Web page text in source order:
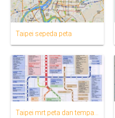
Taipei sepeda peta